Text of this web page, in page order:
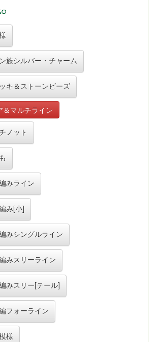
族シルバー・チャーム
キ＆ストーンビーズ
＆マルチライン
ノット
みライン
み[小]
みシングルライン
みスリーライン
みスリー[テール]
フォーライン
様